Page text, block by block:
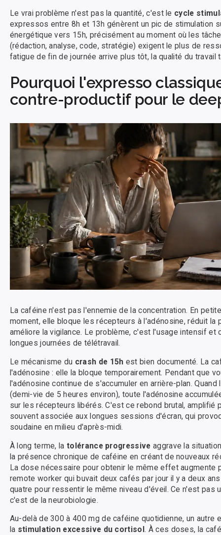
Le vrai problème n'est pas la quantité, c'est le cycle
expressos entre 8h et 13h génèrent un pic de stimulation
énergétique vers 15h, précisément au moment où les
(rédaction, analyse, code, stratégie) exigent le plus de
fatigue de fin de journée arrive plus tôt, la qualité du travail
Pourquoi l'expresso
contre-productif pour le
La caféine n'est pas l'ennemie de la concentration. En
moment, elle bloque les récepteurs à l'adénosine, réduit la
améliore la vigilance. Le problème, c'est l'usage intensif et
longues journées de télétravail.
Le mécanisme du crash de 15h est bien documenté. La
l'adénosine : elle la bloque temporairement. Pendant que
l'adénosine continue de s'accumuler en arrière-plan.
(demi-vie de 5 heures environ), toute l'adénosine
sur les récepteurs libérés. C'est ce rebond brutal, amplifié
souvent associée aux longues sessions d'écran, qui
soudaine en milieu d'après-midi.
À long terme, latolérance progressive aggrave la
la présence chronique de caféine en créant de nouveaux
La dose nécessaire pour obtenir le même effet augmente
remote worker qui buvait deux cafés par jour il y a deux
quatre pour ressentir le même niveau d'éveil. Ce n'est pas
c'est de la neurobiologie.
Au-delà de 300 à 400 mg de caféine quotidienne, un autre
la stimulation excessive du cortisol. À ces doses, la